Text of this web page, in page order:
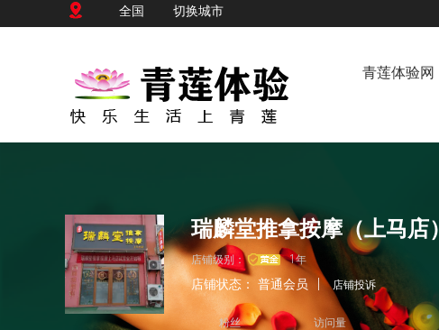
全国 切换城市
青莲体验网
瑞麟堂推拿按摩（上马店）
店铺级别： 1年
店铺状态： 普通会员 店铺投诉
粉丝 访问量